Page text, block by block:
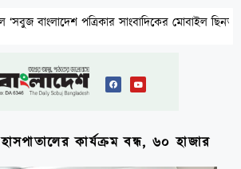
পত্রিকার সাংবাদিকের মোবাইল ছিনতাই ও
কার্যক্রম বন্ধ, ৬০ হাজার